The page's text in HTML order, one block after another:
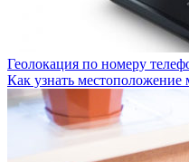
Геолокация по номеру
Как узнать